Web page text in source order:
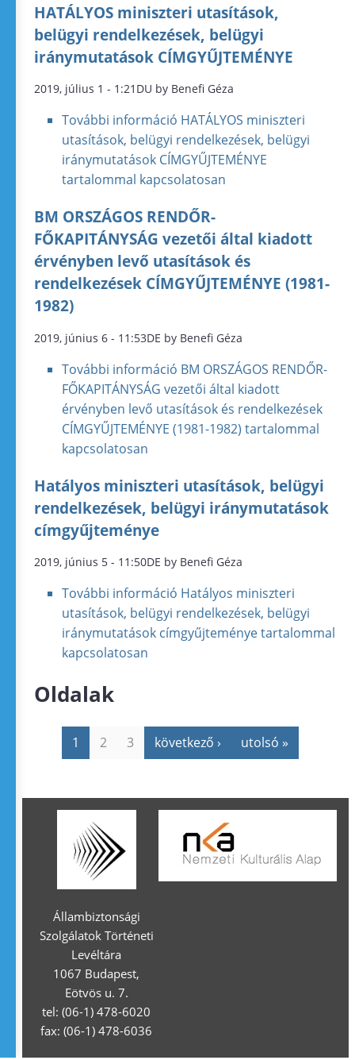
HATÁLYOS miniszteri utasítások,
belügyi rendelkezések, belügyi
iránymutatások CÍMGYŰJTEMÉNYE
2019, július 1 - 1:21DU by Benefi Géza
További információ HATÁLYOS miniszteri
utasítások, belügyi rendelkezések, belügyi
iránymutatások CÍMGYŰJTEMÉNYE
tartalommal kapcsolatosan
BM ORSZÁGOS RENDŐR-
FŐKAPITÁNYSÁG vezetői által kiadott
érvényben levő utasítások és
rendelkezések CÍMGYŰJTEMÉNYE (1981-
1982)
2019, június 6 - 11:53DE by Benefi Géza
További információ BM ORSZÁGOS RENDŐR-
FŐKAPITÁNYSÁG vezetői által kiadott
érvényben levő utasítások és rendelkezések
CÍMGYŰJTEMÉNYE (1981-1982) tartalommal
kapcsolatosan
Hatályos miniszteri utasítások, belügyi
rendelkezések, belügyi iránymutatások
címgyűjteménye
2019, június 5 - 11:50DE by Benefi Géza
További információ Hatályos miniszteri
utasítások, belügyi rendelkezések, belügyi
iránymutatások címgyűjteménye tartalommal
kapcsolatosan
Oldalak
1 2 3 következő › utolsó »
Állambiztonsági
Szolgálatok Történeti
Levéltára
1067 Budapest,
Eötvös u. 7.
tel: (06-1) 478-6020
fax: (06-1) 478-6036